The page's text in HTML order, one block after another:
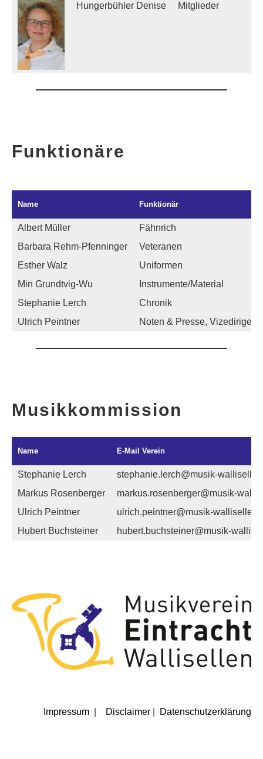
Hungerbühler Denise Mitglieder
Funktionäre
Name Funktionär
Albert Müller
Fähnrich
Barbara Rehm-Pfenninger
Veteranen
Esther Walz
Uniformen
Min Grundtvig-Wu
Instrumente/Material
Stephanie Lerch
Chronik
Ulrich Peintner
Noten & Presse, Vizedirigent
Musikkommission
Name E-Mail Verein
Stephanie Lerch
stephanie.lerch@musik-
Markus Rosenberger
markus.rosenberger@musik-
Ulrich Peintner
ulrich.peintner@musik-
Hubert Buchsteiner
hubert.buchsteiner@musik-
Impressum Disclaimer Datenschutzerklärung